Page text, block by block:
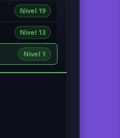
Nivel 19
Nivel 13
Nivel 1